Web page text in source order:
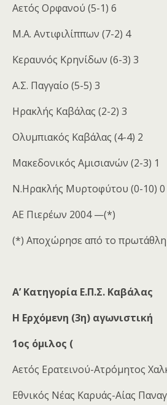
Αετός Ορφανού (5-1) 6
Μ.Α. Αντιφιλίππων (7-2) 4
Κεραυνός Κρηνίδων (6-3) 3
Α.Σ. Παγγαίο (5-5) 3
Ηρακλής Καβάλας (2-2) 3
Ολυμπιακός Καβάλας (4-4) 2
Μακεδονικός Αμισιανών (2-3) 1
Ν.Ηρακλής Μυρτοφύτου (0-10) 0
ΑΕ Πιερέων 2004 —(*)
(*) Αποχώρησε από το
Α’ Κατηγορία Ε.Π.Σ. Καβάλας
Η Ερχόμενη (3η) αγωνιστική
1ος όμιλος (
Αετός Ερατεινού-Ατρόμητος
Εθνικός Νέας Καρυάς-Αίας